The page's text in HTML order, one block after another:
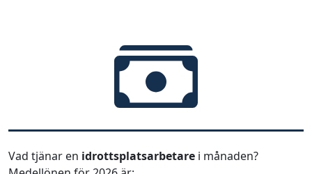
Vad tjänar en idrottsplatsarbetare i månaden?